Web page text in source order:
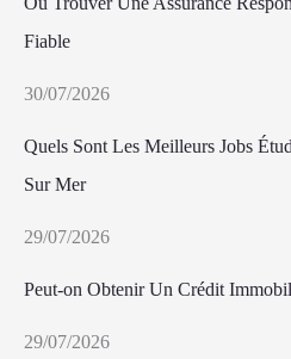
Fiable
30/07/2026
Quels Sont Les Meilleurs Jobs
Sur Mer
29/07/2026
Peut-on Obtenir Un Crédit
29/07/2026